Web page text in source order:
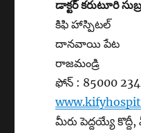
డాక్టర్ కరుటూరి
కిఫి హాస్పిటల్
దానవాయి పేట
రాజమండ్రి
ఫోన్ : 85000
మీరు పెద్దయ్యే